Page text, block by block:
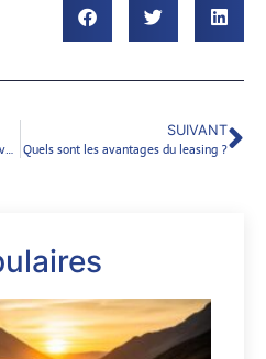
Nos conseils pour prendre soin de votre premiere voiture.
SUIVANT
Quels sont les avantages du leasing ?